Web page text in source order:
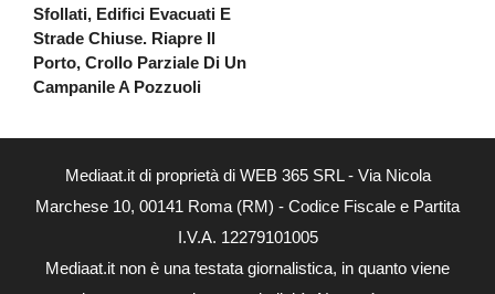
Sfollati, Edifici Evacuati E
Strade Chiuse. Riapre Il
Porto, Crollo Parziale Di Un
Campanile A Pozzuoli
Mediaat.it di proprietà di WEB 365 SRL - Via Nicola
Marchese 10, 00141 Roma (RM) - Codice Fiscale e Partita
I.V.A. 12279101005
Mediaat.it non è una testata giornalistica, in quanto viene